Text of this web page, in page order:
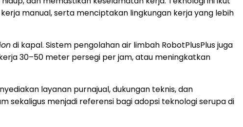
manual, serta menciptakan lingkungan kerja yang lebih
di kapal. Sistem pengolahan air limbah RobotPlusPlus juga
30–50 meter persegi per jam, atau meningkatkan
layanan purnajual, dukungan teknis, dan
sekaligus menjadi referensi bagi adopsi teknologi serupa di